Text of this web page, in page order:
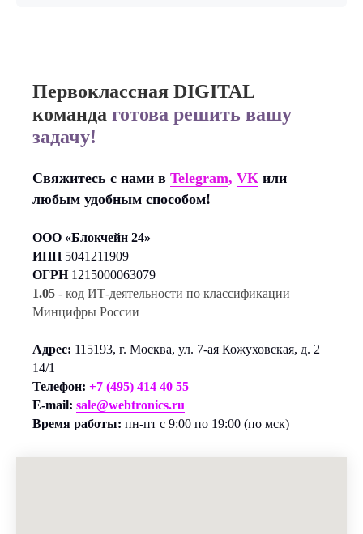
Первоклассная DIGITAL
команда готова решить вашу
задачу!
Свяжитесь с нами в Telegram, VK или
любым удобным способом!
ООО «Блокчейн 24»
ИНН 5041211909
ОГРН 1215000063079
1.05 - код ИТ-деятельности по классификации
Минцифры России
Адрес: 115193, г. Москва, ул. 7-ая Кожуховская, д. 2
14/1
Телефон: +7 (495) 414 40 55
E-mail: sale@webtronics.ru
Время работы: пн-пт с 9:00 по 19:00 (по мск)